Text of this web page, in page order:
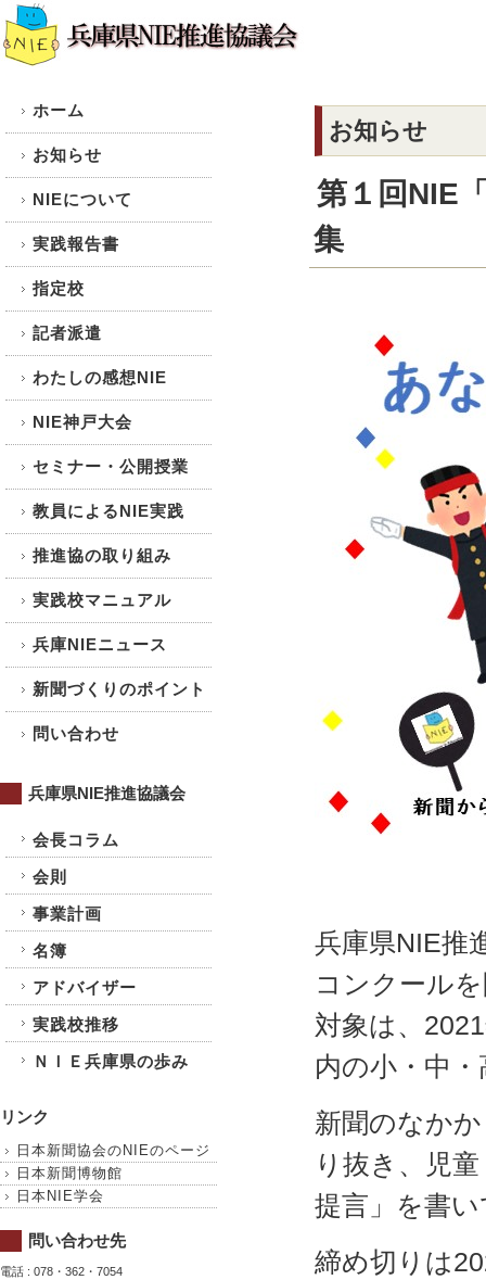
ホーム
お知らせ
NIEについて
実践報告書
指定校
記者派遣
わたしの感想NIE
NIE神戸大会
セミナー・公開授業
教員によるNIE実践
推進協の取り組み
実践校マニュアル
兵庫NIEニュース
新聞づくりのポイント
問い合わせ
兵庫県NIE推進協議会
会長コラム
会則
事業計画
名簿
アドバイザー
実践校推移
ＮＩＥ兵庫県の歩み
リンク
日本新聞協会のNIEのページ
日本新聞博物館
日本NIE学会
問い合わせ先
電話 : 078・362・7054
お知らせ
第１回NIE
集
兵庫県NIE推
コンクール
対象は、
内の小・中
新聞のなか
り抜き、児
提言」を書
締め切りは